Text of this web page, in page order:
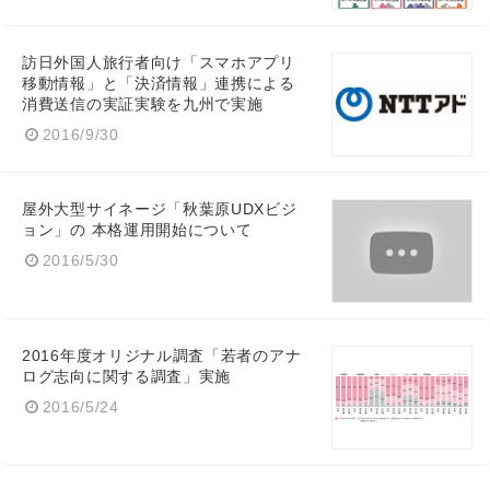
訪日外国人旅行者向け「スマホアプリ
移動情報」と「決済情報」連携による
消費送信の実証実験を九州で実施
2016/9/30
屋外大型サイネージ「秋葉原UDXビジ
ョン」の 本格運用開始について
2016/5/30
2016年度オリジナル調査「若者のアナ
ログ志向に関する調査」実施
2016/5/24